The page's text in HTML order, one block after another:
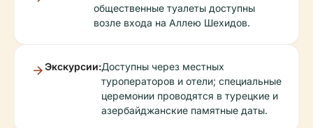
общественные туалеты доступны
возле входа на Аллею Шехидов.
Экскурсии:Доступны через местных
туроператоров и отели; специальные
церемонии проводятся в турецкие и
азербайджанские памятные даты.